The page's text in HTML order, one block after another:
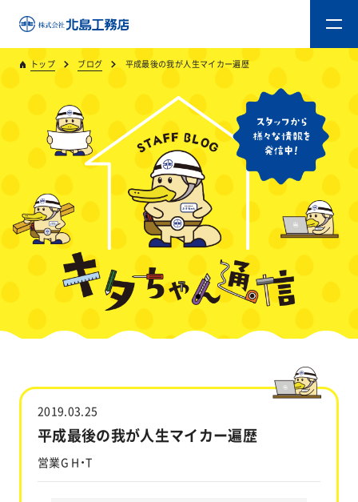
トップ ブログ 平成最後の我が人生マイカー遍歴
2019.03.25
平成最後の我が人生マイカー遍歴
営業G H・T
トップ
キタジマのものづくり
重量木骨造SE構法
新築工事
リフォーム